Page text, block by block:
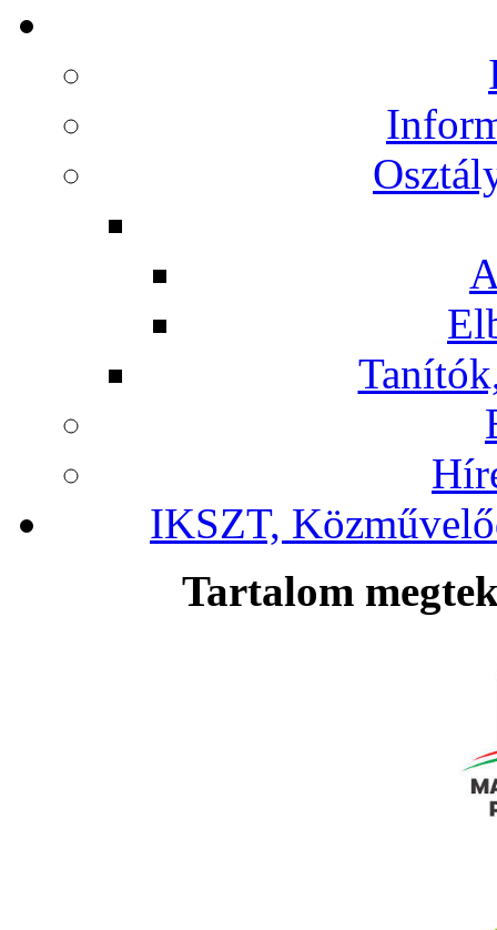
IKSZT,
Tartalom